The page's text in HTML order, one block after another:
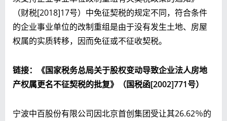
（财税[2018]17号）中免征契税的规定不同，符合条件
的企业事业单位的改制重组是由于没有发生土地、房屋
权属的实质转移，因而免征或不征收契税。
链接：《国家税务总局关于股权变动导致企业法人房地
产权属更名不征契税的批复》（国税函[2002]771号）
宁波中百股份有限公司因北京首创集团受让其26.62％的